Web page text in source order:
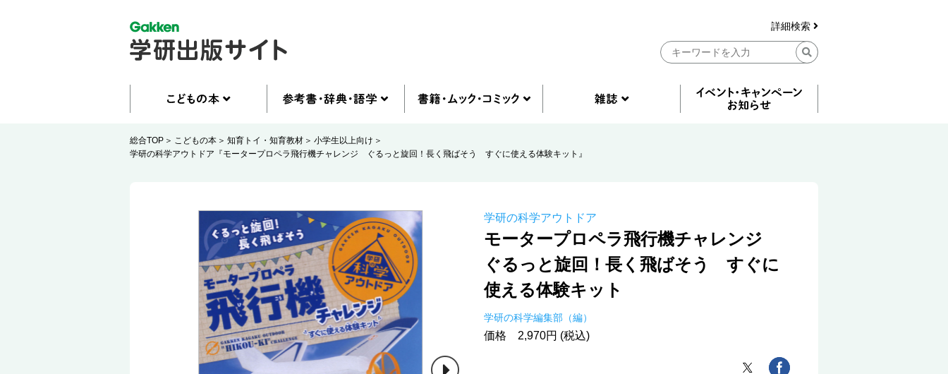
詳細検索
総合TOP こどもの本 知育トイ・知育教材
小学生以上向け
学研の科学アウトドア『モータープロペラ飛行機チャレンジ ぐるっと旋回！長く飛ばそう すぐに使える体験キット』
学研の科学アウトドア
モータープロペラ飛行機チャレンジ
ぐるっと旋回！長く飛ばそう すぐに
使える体験キット
学研の科学編集部（編）
価格 2,970円 (税込)